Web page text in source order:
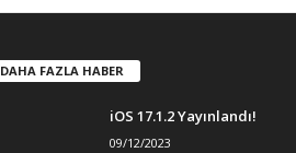
DAHA FAZLA HABER
iOS 17.1.2 Yayınlandı!
09/12/2023